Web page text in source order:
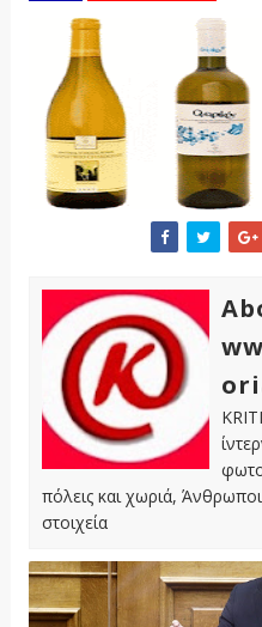
πόλεις και χωριά,
στοιχεία